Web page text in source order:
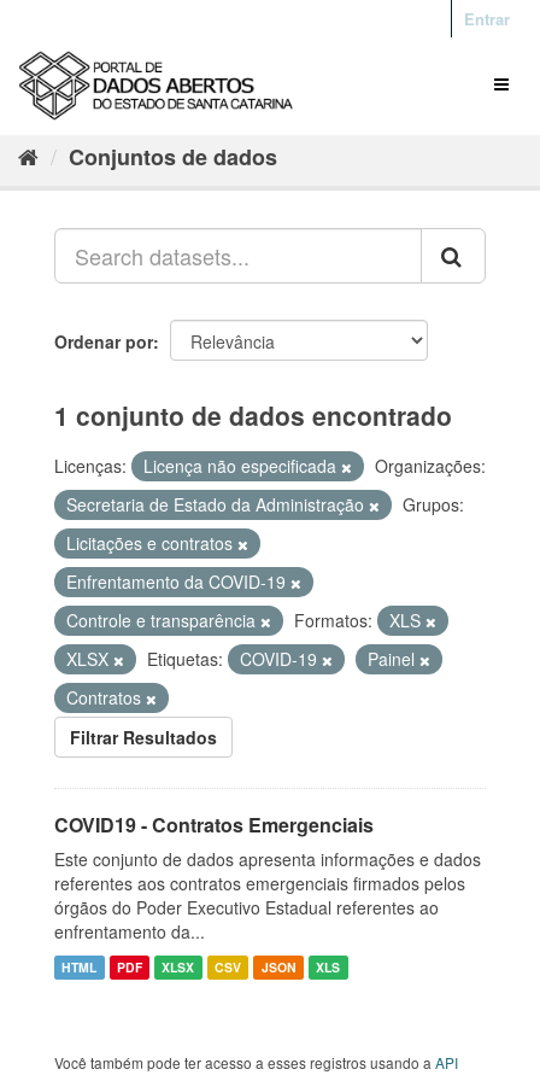
Entrar
Conjuntos de dados
Ordenar por
1 conjunto de dados encontrado
Licenças: Licença não especificada
Organizações:
Secretaria de Estado da Administração
Grupos:
Licitações e contratos
Enfrentamento da COVID-19
Controle e transparência
Formatos:
XLS
XLSX
Etiquetas: COVID-19
Painel
Contratos
Filtrar Resultados
COVID19 - Contratos Emergenciais
Este conjunto de dados apresenta informações e dados
referentes aos contratos emergenciais firmados pelos
órgãos do Poder Executivo Estadual referentes ao
enfrentamento da...
HTML PDF XLSX CSV JSON XLS
Você também pode ter acesso a esses registros usando a API